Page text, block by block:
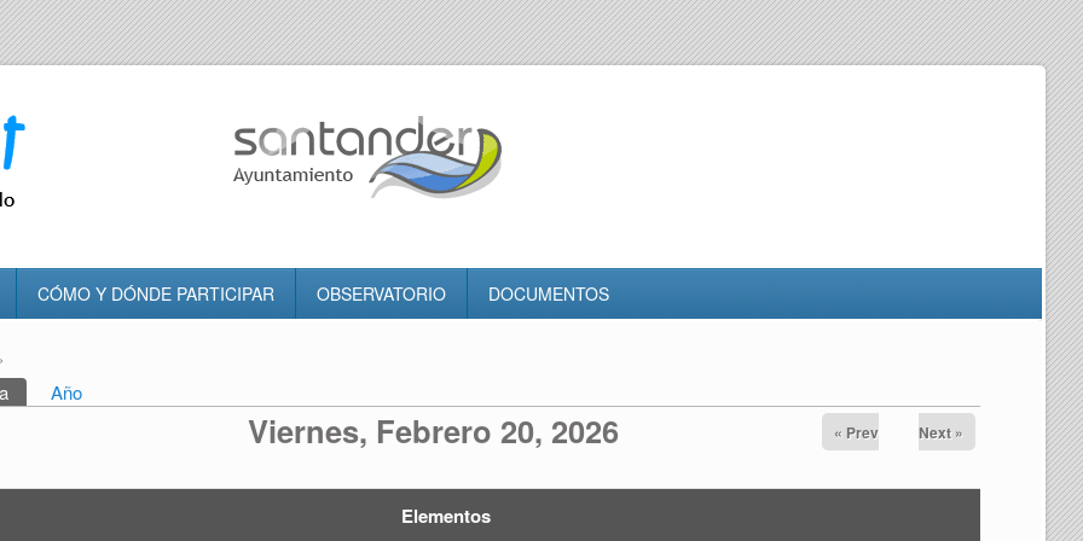
CÓMO Y DÓNDE PARTICIPAR OBSERVATORIO DOCUMENTOS
usted aquí
(solapa activa)
Año
Viernes, Febrero 20, 2026 « Prev Next »
Elementos